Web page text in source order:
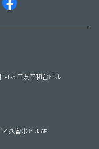
1-3 三友平和台ビル
Ｋ久留米ビル6F